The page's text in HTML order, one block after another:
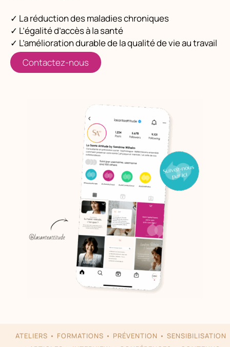
✓ La réduction des maladies chroniques
✓ L’égalité d’accès à la santé
✓ L’amélioration durable de la qualité de vie au travail
Contactez-nous
ATELIERS • FORMATIONS • PRÉVENTION • SENSIBILISATION